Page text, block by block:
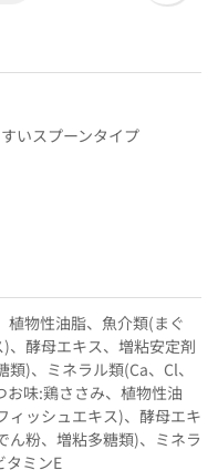
いスプーンタイプ
物性油脂、魚介類(まぐ
、酵母エキス、増粘安定剤
)、ミネラル類(Ca、Cl、
味:鶏ささみ、植物性油
ィッシュエキス)、酵母エキ
ん粉、増粘多糖類)、ミネラ
タミンE